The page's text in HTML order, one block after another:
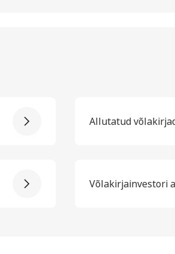
Allutatud
Võlakirjainvestori